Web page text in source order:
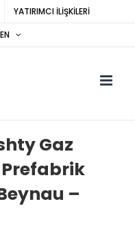
YATIRIMCI İLİŞKİLERİ
Gaz
–